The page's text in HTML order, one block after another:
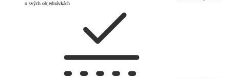
o svých objednávkách